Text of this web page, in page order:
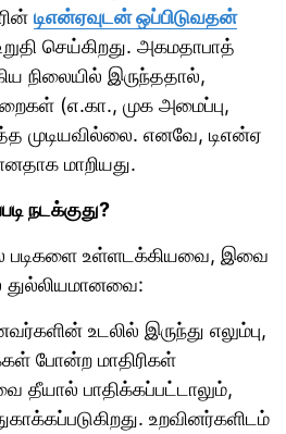
டிஎன்ஏவுடன் ஒப்பிடுவதன்
செய்கிறது. அகமதாபாத்
நிலையில் இருந்ததால்,
(எ.கா., முக அமைப்பு,
எனவே, டிஎன்ஏ
மாறியது.
நடக்குது?
உள்ளடக்கியவை, இவை
துல்லியமானவை:
உடலில் இருந்து எலும்பு,
போன்ற மாதிரிகள்
தீயால் பாதிக்கப்பட்டாலும்,
உறவினர்களிடம்